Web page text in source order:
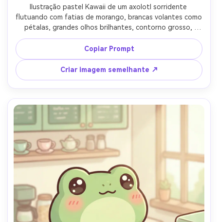
Ilustração pastel Kawaii de um axolotl sorridente
flutuando com fatias de morango, brancas volantes como
pétalas, grandes olhos brilhantes, contorno grosso,
sombreamento macio do airbrush, pequenos brilhos,
fundo cremoso mínimo, humor fofo e peculiar, arte de
personagem de alta qualidade, lente de 85mm,
profundidade de campo rasa, iluminação cinematográfica
suave-AR 4:5
Copiar Prompt
Criar imagem semelhante ↗